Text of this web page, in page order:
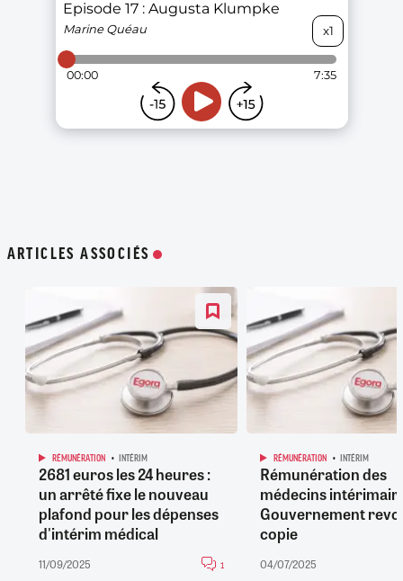
ARTICLES ASSOCIÉS
RÉMUNÉRATION INTÉRIM
2681 euros les 24 heures :
un arrêté fixe le nouveau
plafond pour les dépenses
d'intérim médical
11/09/2025 1
RÉMUNÉRATION INTÉRIM
Rémunération des
médecins
Gouvernement
copie
04/07/2025